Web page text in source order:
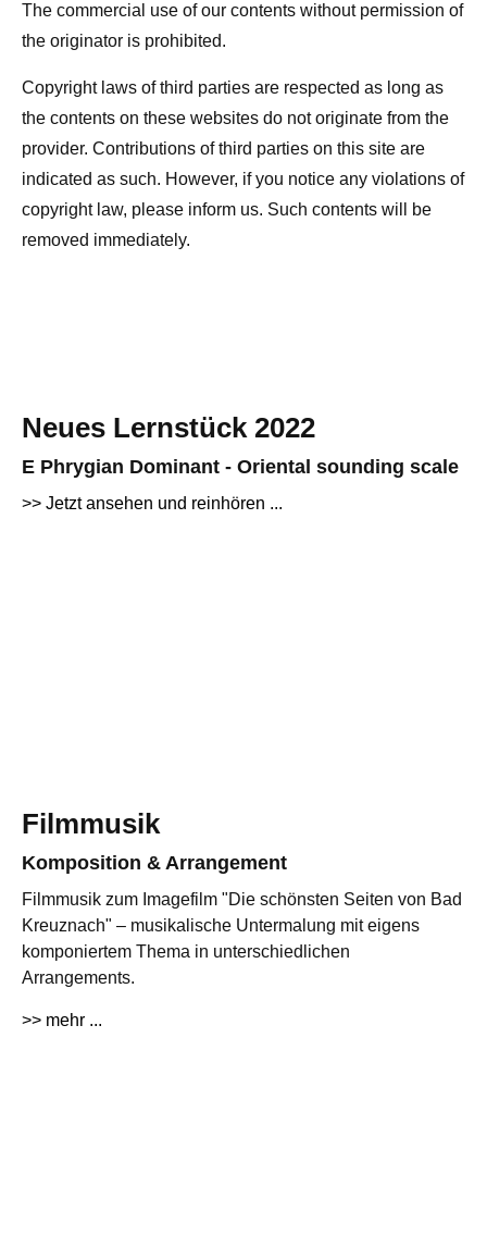
The commercial use of our contents without permission of
the originator is prohibited.
Copyright laws of third parties are respected as long as
the contents on these websites do not originate from the
provider. Contributions of third parties on this site are
indicated as such. However, if you notice any violations of
copyright law, please inform us. Such contents will be
removed immediately.
Neues Lernstück 2022
E Phrygian Dominant - Oriental sounding scale
>> Jetzt ansehen und reinhören ...
Filmmusik
Komposition & Arrangement
Filmmusik zum Imagefilm "Die schönsten Seiten von Bad
Kreuznach" – musikalische Untermalung mit eigens
komponiertem Thema in unterschiedlichen
Arrangements.
>> mehr ...